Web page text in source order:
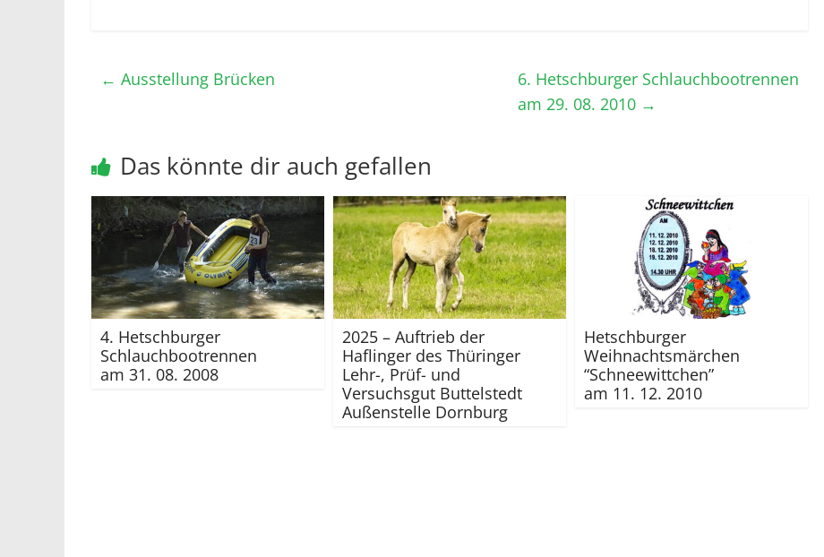
← Ausstellung Brücken
6. Hetschburger Schlauchbootrennen
am 29. 08. 2010 →
Das könnte dir auch gefallen
4. Hetschburger
Schlauchbootrennen
am 31. 08. 2008
2025 – Auftrieb der
Haflinger des Thüringer
Lehr-, Prüf- und
Versuchsgut Buttelstedt
Außenstelle Dornburg
Hetschburger
Weihnachtsmärchen
“Schneewittchen”
am 11. 12. 2010